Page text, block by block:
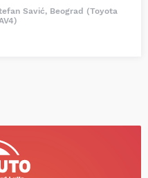
Savić, Beograd (Toyota